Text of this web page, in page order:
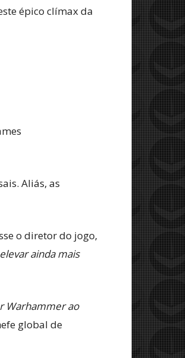
épico clímax da
Aliás, as
o diretor do jogo,
ainda mais
Warhammer ao
global de